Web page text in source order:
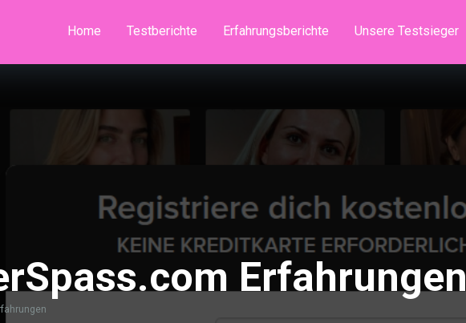
Home Testberichte Erfahrungsberichte Unsere Testsieger
Erfahrungen